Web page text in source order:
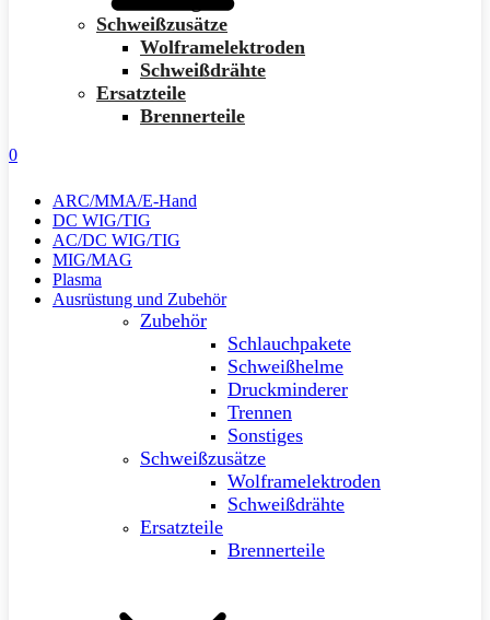
Schweißzusätze
Wolframelektroden
Schweißdrähte
Ersatzteile
Brennerteile
0
ARC/MMA/E-Hand
DC WIG/TIG
AC/DC WIG/TIG
MIG/MAG
Plasma
Ausrüstung und Zubehör
Zubehör
Schlauchpakete
Schweißhelme
Druckminderer
Trennen
Sonstiges
Schweißzusätze
Wolframelektroden
Schweißdrähte
Ersatzteile
Brennerteile